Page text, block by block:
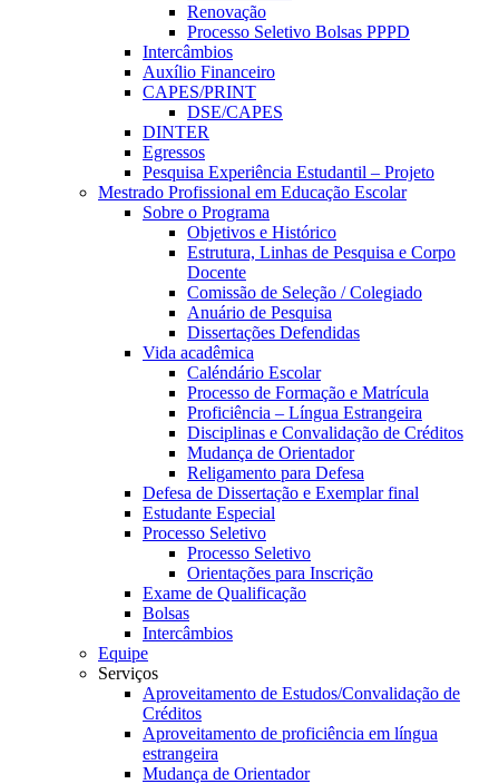
Renovação
Processo Seletivo Bolsas PPPD
Intercâmbios
Auxílio Financeiro
CAPES/PRINT
DSE/CAPES
DINTER
Egressos
Pesquisa Experiência Estudantil – Projeto
Mestrado Profissional em Educação Escolar
Sobre o Programa
Objetivos e Histórico
Estrutura, Linhas de Pesquisa e Corpo
Docente
Comissão de Seleção / Colegiado
Anuário de Pesquisa
Dissertações Defendidas
Vida acadêmica
Caléndário Escolar
Processo de Formação e Matrícula
Proficiência – Língua Estrangeira
Disciplinas e Convalidação de Créditos
Mudança de Orientador
Religamento para Defesa
Defesa de Dissertação e Exemplar final
Estudante Especial
Processo Seletivo
Processo Seletivo
Orientações para Inscrição
Exame de Qualificação
Bolsas
Intercâmbios
Equipe
Serviços
Aproveitamento de Estudos/Convalidação de
Créditos
Aproveitamento de proficiência em língua
estrangeira
Mudança de Orientador